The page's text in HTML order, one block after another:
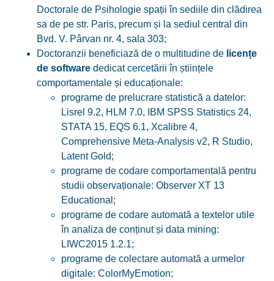
Doctorale de Psihologie spații în sediile din clădirea
sa de pe str. Paris, precum și la sediul central din
Bvd. V. Pârvan nr. 4, sala 303;
Doctoranzii beneficiază de o multitudine de licențe
de software dedicat cercetării în științele
comportamentale și educaționale:
programe de prelucrare statistică a datelor:
Lisrel 9.2, HLM 7.0, IBM SPSS Statistics 24,
STATA 15, EQS 6.1, Xcalibre 4,
Comprehensive Meta-Analysis v2, R Studio,
Latent Gold;
programe de codare comportamentală pentru
studii observaționale: Observer XT 13
Educational;
programe de codare automată a textelor utile
în analiza de conținut și data mining:
LIWC2015 1.2.1;
programe de colectare automată a urmelor
digitale: ColorMyEmotion;